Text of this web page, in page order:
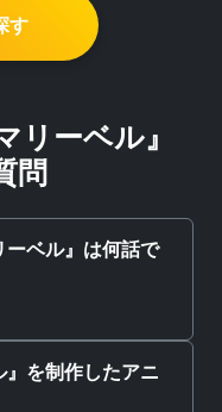
す
リーベル』
問
ベル』は何話で
』を制作したアニ